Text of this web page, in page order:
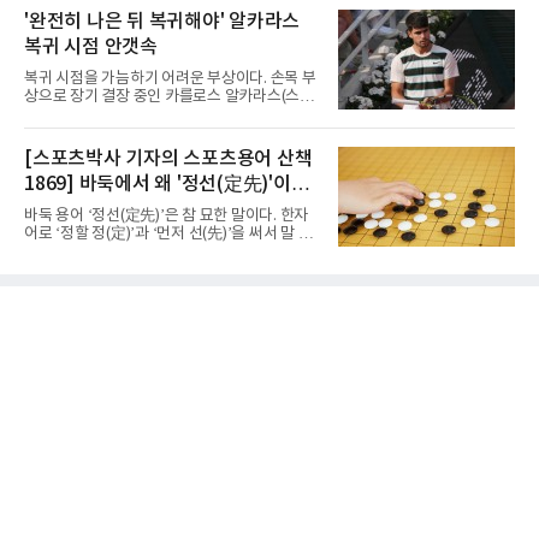
누르고 8강에 진출했다. 용산고는 이승민이 22
점을 기록하며 공격을 주도했고
3차전에서 이탈리아를 3-1(25-14 25-19 13-25
25-20)로 꺾었다. 푸에르토리코, 대만에 이은 3
연승으로 승점 9를 쌓아 조 1위에 올랐다. 24개
팀이 6개 팀씩 4개 조로 나뉘어 조별리그를 치르
며 각 조 상위 4개 팀이 16강에 진출한다.지난해
U-16 아시아선수권 우승으로 처음 이 대회에 나
종반 점수 차를 벌려 승점 3을 챙겼다.블로킹은
7-16으로 밀렸지만 한국보다
'완전히 나은 뒤 복귀해야' 알카라스
복귀 시점 안갯속
복귀 시점을 가늠하기 어려운 부상이다. 손목 부
상으로 장기 결장 중인 카를로스 알카라스(스페
을지 관심이 쏠린다.얀니크 신네르(이탈리아)와
정상을 다투던 알카라스는 지난 4월 바르셀로나
오픈 이후 넉 달째 남자프로테니스(ATP) 투어 경
기에 나서지 못하고 있다. 9일 영국 BBC 등에 따
르면 그는 손목 힘줄을 감싸는 활막에 염증이 생
기는 건초염을 앓고 있다.이 부상이 까다로운 이
유가 있다. 반복적으로 라켓을 쥐고 휘두르는 동
[스포츠박사 기자의 스포츠용어 산책
1869] 바둑에서 왜 '정선(定先)'이라
말할까
바둑 용어 ‘정선(定先)’은 참 묘한 말이다. 한자
어로 ‘정할 정(定)’과 ‘먼저 선(先)’을 써서 말 그